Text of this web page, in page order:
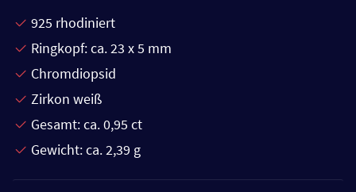
925 rhodiniert
Ringkopf: ca. 23 x 5 mm
Chromdiopsid
Zirkon weiß
Gesamt: ca. 0,95 ct
Gewicht: ca. 2,39 g